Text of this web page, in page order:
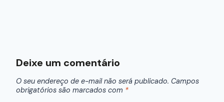
Deixe um comentário
O seu endereço de e-mail não será publicado. Campos
obrigatórios são marcados com *